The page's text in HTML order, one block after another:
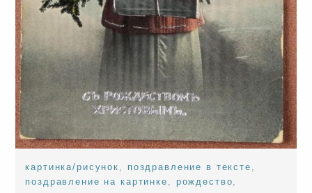
картинка/рисунок , поздравление в тексте ,
поздравление на картинке , рождество,